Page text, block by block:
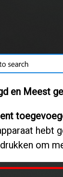
en Meest
hebt
drukken om